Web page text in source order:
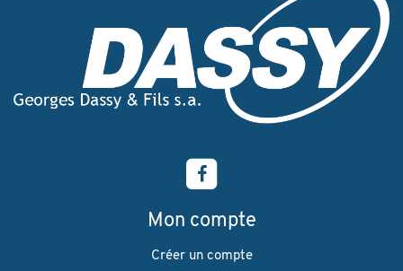
Mon compte
Créer un compte